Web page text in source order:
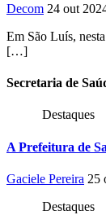
Decom 24 out
Em São Luís,
[…]
Secretaria de
Destaques
A Prefeitura de
Gaciele Pereira 25
Destaques